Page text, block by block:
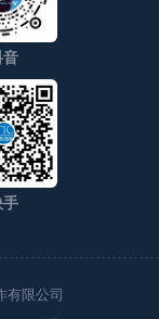
音
手
限公司